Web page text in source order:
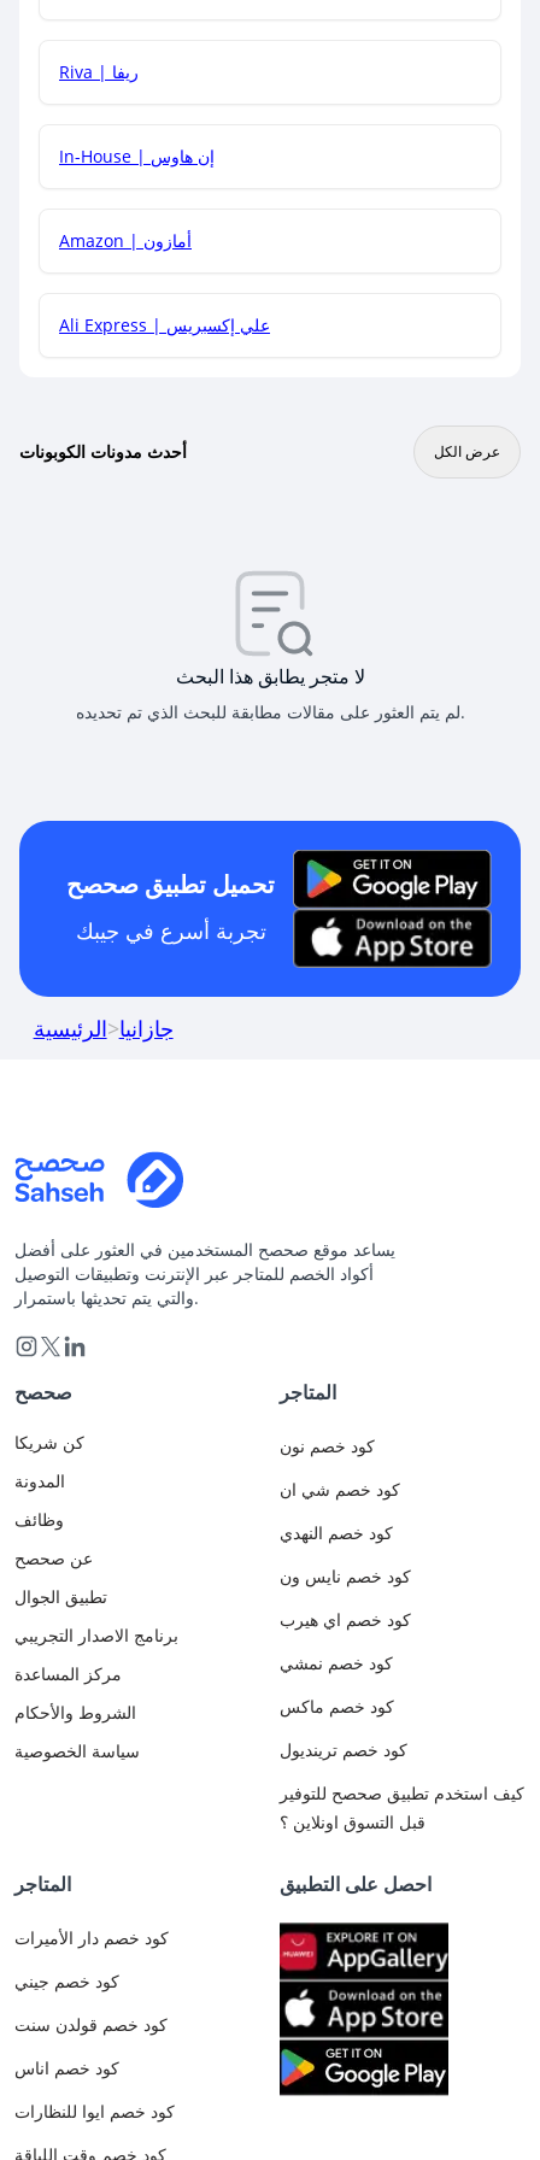
هل يمكنني جمع كود خصم مع العروض الأخرى؟
Riva | ريفا
In-House | إن هاوس
Amazon | أمازون
Ali Express | علي إكسبريس
أحدث مدونات الكوبونات عرض الكل
لا متجر يطابق هذا البحث
لم يتم العثور على مقالات مطابقة للبحث الذي تم تحديده.
تحميل تطبيق صحصح
تجربة أسرع في جيبك
الرئيسية>جازانيا
يساعد موقع صحصح المستخدمين في العثور على أفضل
أكواد الخصم للمتاجر عبر الإنترنت وتطبيقات التوصيل
والتي يتم تحديثها باستمرار.
صحصح
كن شريكا
المدونة
وظائف
عن صحصح
تطبيق الجوال
برنامج الاصدار التجريبي
مركز المساعدة
الشروط والأحكام
سياسة الخصوصية
المتاجر
كود خصم نون
كود خصم شي ان
كود خصم النهدي
كود خصم نايس ون
كود خصم اي هيرب
كود خصم نمشي
كود خصم ماكس
كود خصم ترينديول
كيف استخدم تطبيق صحصح للتوفير
قبل التسوق اونلاين ؟
المتاجر
كود خصم دار الأميرات
كود خصم جيني
كود خصم قولدن سنت
كود خصم اناس
كود خصم ايوا للنظارات
كود خصم وقت اللياقة
احصل على التطبيق